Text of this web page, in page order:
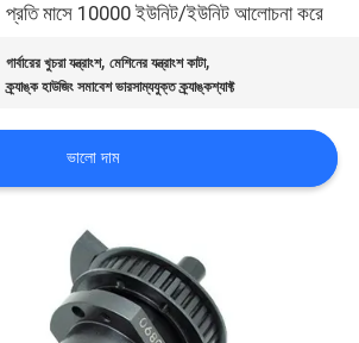
প্রতি মাসে 10000 ইউনিট/ইউনিট আলোচনা করে
গার্বারের খুচরা যন্ত্রাংশ,মেশিনের যন্ত্রাংশ কাটা,
ক্র্যাঙ্ক হাউজিং সমাবেশ ভারসাম্যযুক্ত ক্র্যাঙ্কশ্যাফ্ট
ভালো দাম